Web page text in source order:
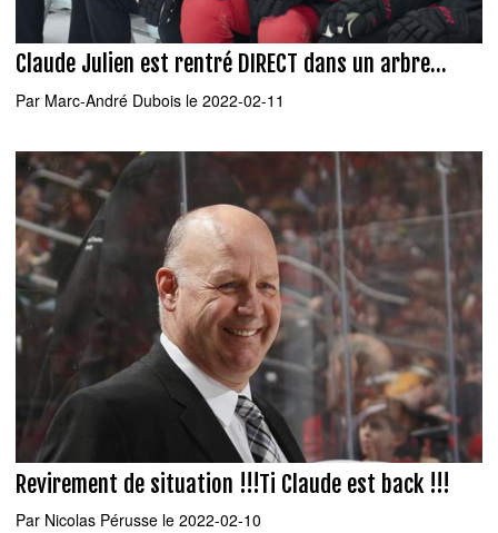
Claude Julien est rentré DIRECT dans un arbre...
Par Marc-André Dubois le 2022-02-11
Revirement de situation !!!Ti Claude est back !!!
Par Nicolas Pérusse le 2022-02-10